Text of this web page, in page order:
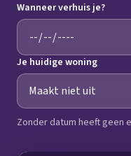
Wanneer verhuis je?
Je huidige woning
Zonder datum heeft geen